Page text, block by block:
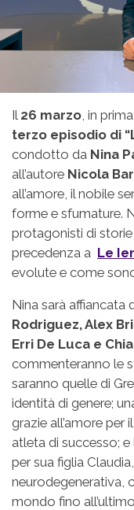
Il 26 marzo , in
terzo episodio di
condotto da Nina
all’autore Nicola
all’amore, il nobile
forme e sfumature.
protagonisti di
precedenza a Le
evolute e come
Nina sarà affiancata
Rodriguez, Alex
Erri De Luca e
commenteranno le
saranno quelle di
identità di genere;
grazie all’amore
atleta di successo;
per sua figlia
neurodegenerativa,
mondo fino